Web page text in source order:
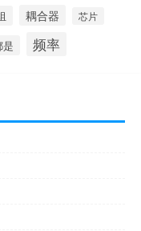
耦合器 芯片
是 频率